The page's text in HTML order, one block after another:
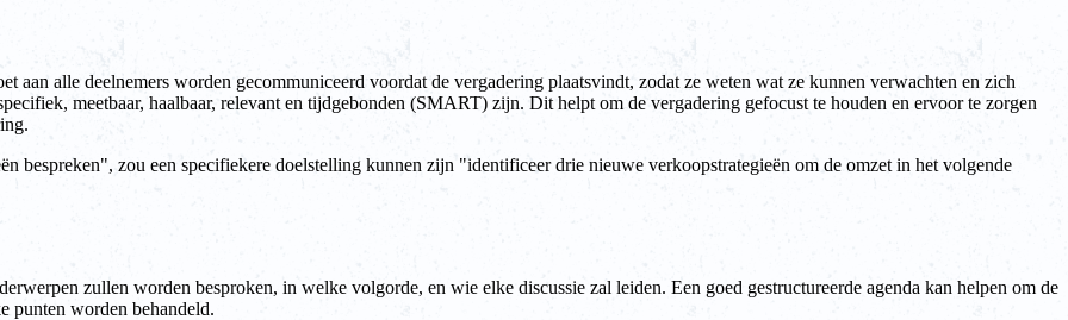
alle deelnemers worden gecommuniceerd voordat de vergadering plaatsvindt, zodat ze weten wat ze kunnen verwachten en zich
meetbaar, haalbaar, relevant en tijdgebonden (SMART) zijn. Dit helpt om de vergadering gefocust te houden en ervoor te zorgen
bespreken", zou een specifiekere doelstelling kunnen zijn "identificeer drie nieuwe verkoopstrategieën om de omzet in het volgende
zullen worden besproken, in welke volgorde, en wie elke discussie zal leiden. Een goed gestructureerde agenda kan helpen om de
punten worden behandeld.